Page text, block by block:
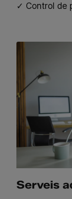
✓ Control de
Serveis